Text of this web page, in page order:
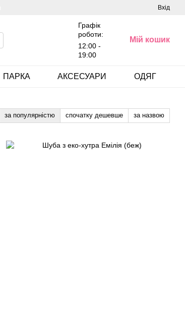
Вхід
Графік
роботи:
12:00 -
19:00
Мій кошик
ПАРКА АКСЕСУАРИ ОДЯГ
за популярністю спочатку дешевше за назвою